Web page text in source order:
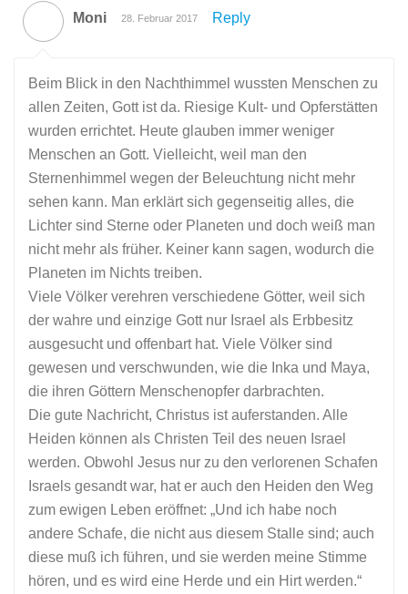
Moni 28. Februar 2017 Reply
Beim Blick in den Nachthimmel wussten Menschen zu
allen Zeiten, Gott ist da. Riesige Kult- und Opferstätten
wurden errichtet. Heute glauben immer weniger
Menschen an Gott. Vielleicht, weil man den
Sternenhimmel wegen der Beleuchtung nicht mehr
sehen kann. Man erklärt sich gegenseitig alles, die
Lichter sind Sterne oder Planeten und doch weiß man
nicht mehr als früher. Keiner kann sagen, wodurch die
Planeten im Nichts treiben.
Viele Völker verehren verschiedene Götter, weil sich
der wahre und einzige Gott nur Israel als Erbbesitz
ausgesucht und offenbart hat. Viele Völker sind
gewesen und verschwunden, wie die Inka und Maya,
die ihren Göttern Menschenopfer darbrachten.
Die gute Nachricht, Christus ist auferstanden. Alle
Heiden können als Christen Teil des neuen Israel
werden. Obwohl Jesus nur zu den verlorenen Schafen
Israels gesandt war, hat er auch den Heiden den Weg
zum ewigen Leben eröffnet: „Und ich habe noch
andere Schafe, die nicht aus diesem Stalle sind; auch
diese muß ich führen, und sie werden meine Stimme
hören, und es wird eine Herde und ein Hirt werden.“